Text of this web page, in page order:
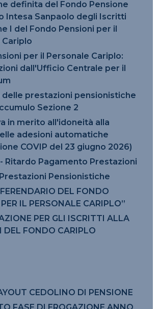
definita del Fondo Pensione
Intesa Sanpaolo degli Iscritti
I del Fondo Pensioni per il
per il Personale Cariplo:
dall'Ufficio Centrale per il
prestazioni pensionistiche
Sezione 2
in merito all'idoneità alla
adesioni automatiche
COVIP del 23 giugno 2026)
Ritardo Pagamento Prestazioni
Pensionistiche
DEL FONDO
IL PERSONALE CARIPLO”
PER GLI ISCRITTI ALLA
DEL FONDO CARIPLO
CEDOLINO DI PENSIONE